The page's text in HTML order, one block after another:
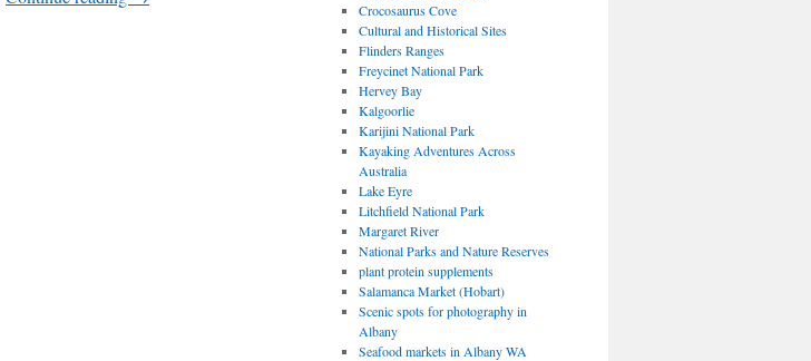
Crocosaurus Cove
Cultural and Historical Sites
Flinders Ranges
Freycinet National Park
Hervey Bay
Kalgoorlie
Karijini National Park
Kayaking Adventures Across
Australia
Lake Eyre
Litchfield National Park
Margaret River
National Parks and Nature Reserves
plant protein supplements
Salamanca Market (Hobart)
Scenic spots for photography in
Albany
Seafood markets in Albany WA